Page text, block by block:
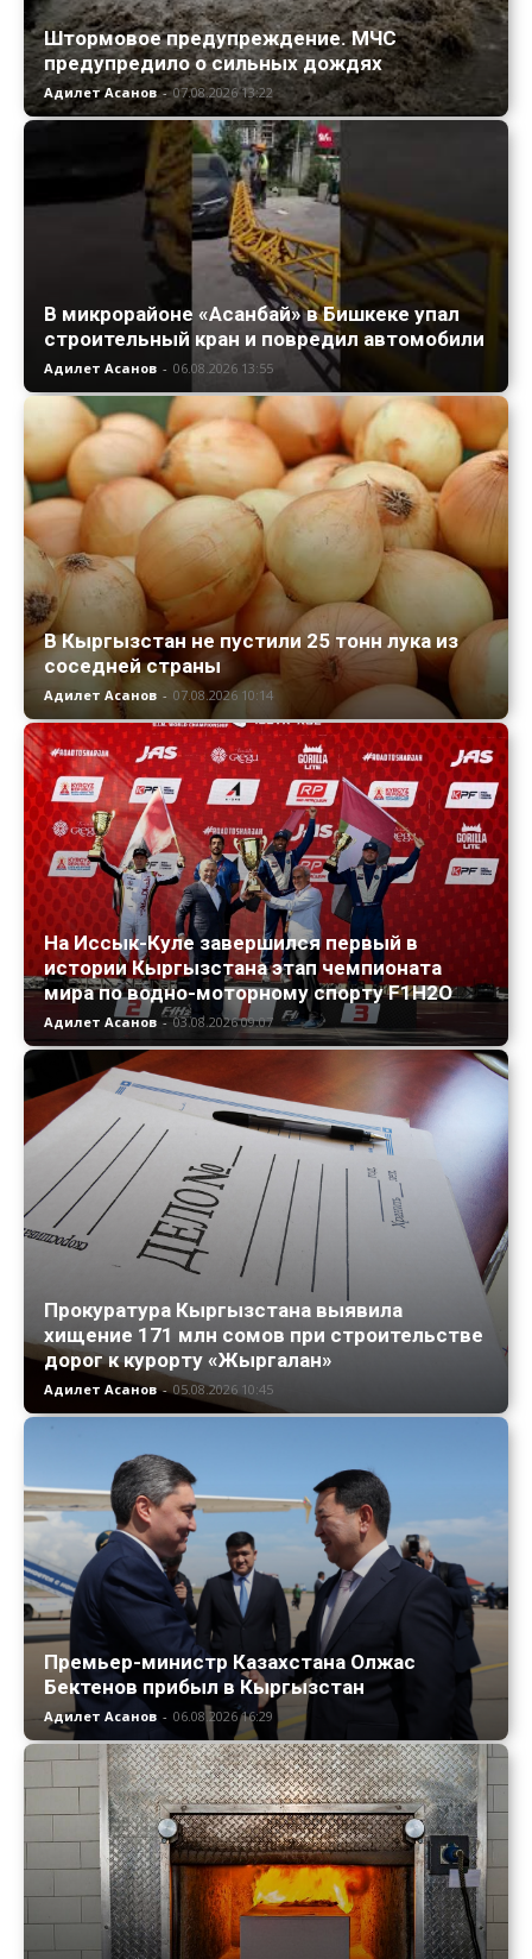
Штормовое предупреждение. МЧС
предупредило о сильных дождях
Адилет Асанов - 07.08.2026 13:22
В микрорайоне «Асанбай» в Бишкеке упал
строительный кран и повредил автомобили
Адилет Асанов - 06.08.2026 13:55
В Кыргызстан не пустили 25 тонн лука из
соседней страны
Адилет Асанов - 07.08.2026 10:14
На Иссык-Куле завершился первый в
истории Кыргызстана этап чемпионата
мира по водно-моторному спорту F1H2O
Адилет Асанов - 03.08.2026 09:07
Прокуратура Кыргызстана выявила
хищение 171 млн сомов при строительстве
дорог к курорту «Жыргалан»
Адилет Асанов - 05.08.2026 10:45
Премьер-министр Казахстана Олжас
Бектенов прибыл в Кыргызстан
Адилет Асанов - 06.08.2026 16:29